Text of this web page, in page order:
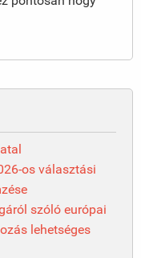
os választási
szóló európai
lehetséges